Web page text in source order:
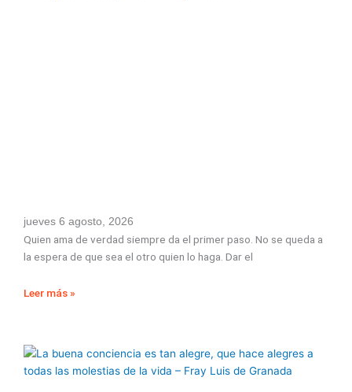
jueves 6 agosto, 2026
Quien ama de verdad siempre da el primer paso. No se queda a
la espera de que sea el otro quien lo haga. Dar el
Leer más »